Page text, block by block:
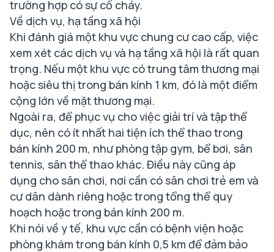
trường hợp có sự cố cháy.
Về dịch vụ, hạ tầng xã hội
Khi đánh giá một khu vực chung cư cao cấp, việc
xem xét các dịch vụ và hạ tầng xã hội là rất quan
trọng. Nếu một khu vực có trung tâm thương mại
hoặc siêu thị trong bán kính 1 km, đó là một điểm
cộng lớn về mặt thương mại.
Ngoài ra, để phục vụ cho việc giải trí và tập thể
dục, nên có ít nhất hai tiện ích thể thao trong
bán kính 200 m, như phòng tập gym, bể bơi, sân
tennis, sân thể thao khác. Điều này cũng áp
dụng cho sân chơi, nơi cần có sân chơi trẻ em và
cư dân dành riêng hoặc trong tổng thể quy
hoạch hoặc trong bán kính 200 m.
Khi nói về y tế, khu vực cần có bệnh viện hoặc
phòng khám trong bán kính 0,5 km để đảm bảo